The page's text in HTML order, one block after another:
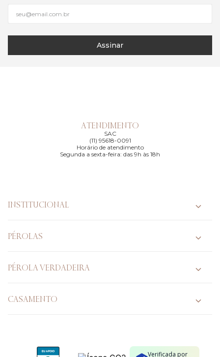
Assinar
ATENDIMENTO
SAC
(11) 95618-0091
Horário de atendimento
Segunda a sexta-feira: das 9h às 18h
INSTITUCIONAL
PÉROLAS
PÉROLA VERDADEIRA
CASAMENTO
Verificada por